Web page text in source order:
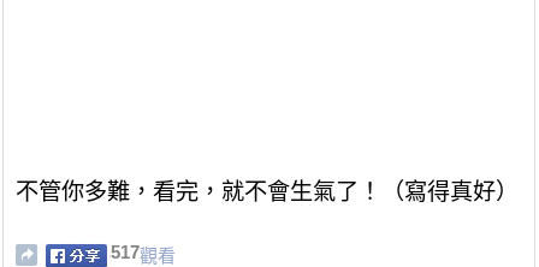
不管你多難，看完，就不會生氣了！（寫得真好）
517觀看